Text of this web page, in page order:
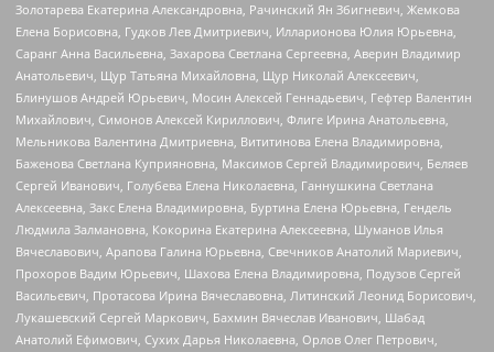
Золотарева Екатерина Александровна, Рачинский Ян Збигневич, Жемкова
Елена Борисовна, Гудков Лев Дмитриевич, Илларионова Юлия Юрьевна,
Саранг Анна Васильевна, Захарова Светлана Сергеевна, Аверин Владимир
Анатольевич, Щур Татьяна Михайловна, Щур Николай Алексеевич,
Блинушов Андрей Юрьевич, Мосин Алексей Геннадьевич, Гефтер Валентин
Михайлович, Симонов Алексей Кириллович, Флиге Ирина Анатольевна,
Мельникова Валентина Дмитриевна, Вититинова Елена Владимировна,
Баженова Светлана Куприяновна, Максимов Сергей Владимирович, Беляев
Сергей Иванович, Голубева Елена Николаевна, Ганнушкина Светлана
Алексеевна, Закс Елена Владимировна, Буртина Елена Юрьевна, Гендель
Людмила Залмановна, Кокорина Екатерина Алексеевна, Шуманов Илья
Вячеславович, Арапова Галина Юрьевна, Свечников Анатолий Мариевич,
Прохоров Вадим Юрьевич, Шахова Елена Владимировна, Подузов Сергей
Васильевич, Протасова Ирина Вячеславовна, Литинский Леонид Борисович,
Лукашевский Сергей Маркович, Бахмин Вячеслав Иванович, Шабад
Анатолий Ефимович, Сухих Дарья Николаевна, Орлов Олег Петрович,